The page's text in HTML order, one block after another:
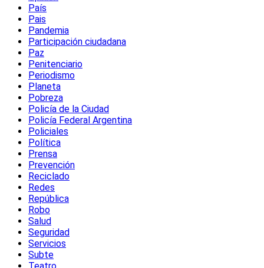
País
Pais
Pandemia
Participación ciudadana
Paz
Penitenciario
Periodismo
Planeta
Pobreza
Policía de la Ciudad
Policía Federal Argentina
Policiales
Política
Prensa
Prevención
Reciclado
Redes
República
Robo
Salud
Seguridad
Servicios
Subte